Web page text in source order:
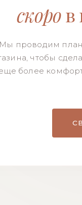
скоров
проводим
чтобы
более